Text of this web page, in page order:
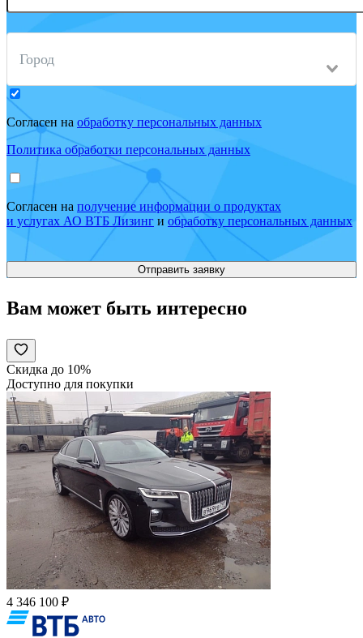
Город
Согласен на обработку персональных данных
Политика обработки персональных данных
Согласен на получение информации о продуктах
и услугах АО ВТБ Лизинг и обработку персональных данных
Вам может быть интересно
Скидка до 10%
Доступно для покупки
4 346 100 ₽